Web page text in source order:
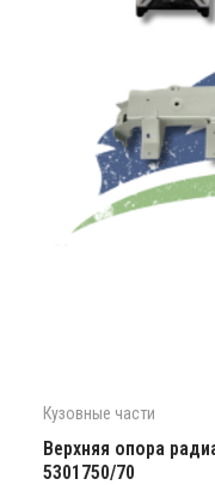
Кузовные части
Верхняя опора
5301750/70